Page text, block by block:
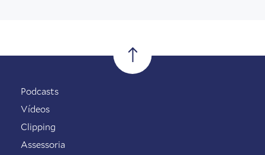
Podcasts
Vídeos
Clipping
Assessoria